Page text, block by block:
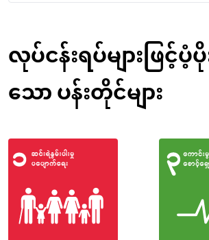
လုပ်ငန်းရပ်များဖြင့်ပံ့ပို
သော ပန်းတိုင်များ